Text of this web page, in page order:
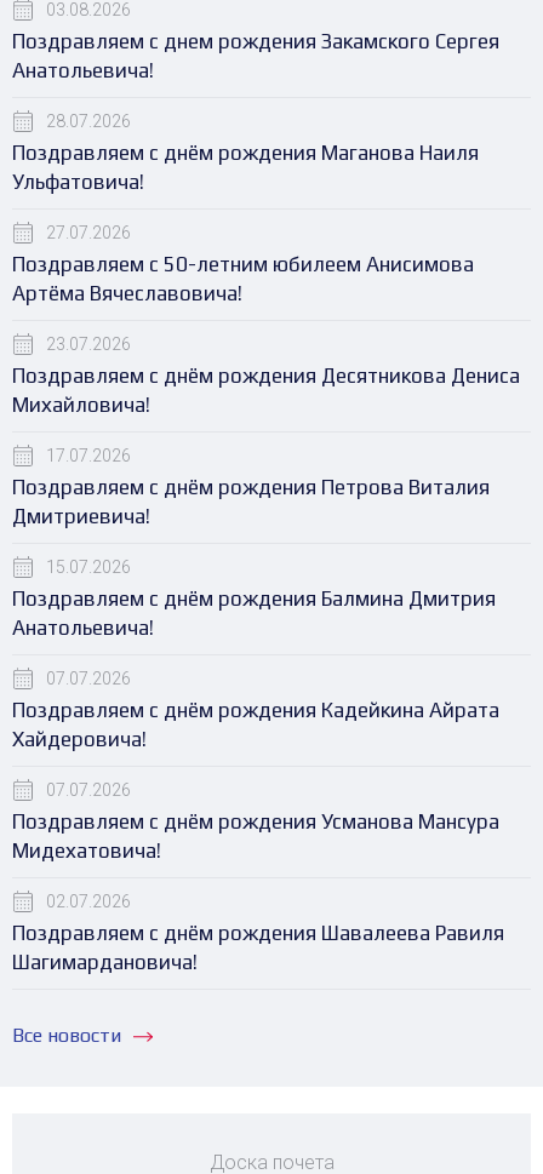
03.08.2026
Поздравляем с днем рождения Закамского Сергея
Анатольевича!
28.07.2026
Поздравляем с днём рождения Маганова Наиля
Ульфатовича!
27.07.2026
Поздравляем с 50-летним юбилеем Анисимова
Артёма Вячеславовича!
23.07.2026
Поздравляем с днём рождения Десятникова Дениса
Михайловича!
17.07.2026
Поздравляем с днём рождения Петрова Виталия
Дмитриевича!
15.07.2026
Поздравляем с днём рождения Балмина Дмитрия
Анатольевича!
07.07.2026
Поздравляем с днём рождения Кадейкина Айрата
Хайдеровича!
07.07.2026
Поздравляем с днём рождения Усманова Мансура
Мидехатовича!
02.07.2026
Поздравляем с днём рождения Шавалеева Равиля
Шагимардановича!
Все новости
Доска почета